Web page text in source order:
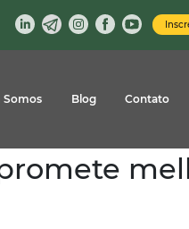
Somos Blog Contato